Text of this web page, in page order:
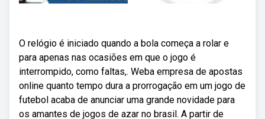
O relógio é iniciado quando a bola começa a rolar e
para apenas nas ocasiões em que o jogo é
interrompido, como faltas,. Weba empresa de apostas
online quanto tempo dura a prorrogação em um jogo de
futebol acaba de anunciar uma grande novidade para
os amantes de jogos de azar no brasil. A partir de